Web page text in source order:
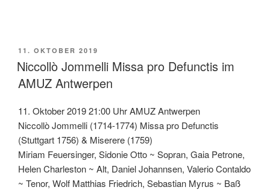
VERÖFFENTLICHT
AM
11. OKTOBER 2019
Niccollò Jommelli Missa pro Defunctis im
AMUZ Antwerpen
11. Oktober 2019 21:00 Uhr AMUZ Antwerpen
Niccollò Jommelli (1714-1774) Missa pro Defunctis
(Stuttgart 1756) & Miserere (1759)
Miriam Feuersinger, Sidonie Otto ~ Sopran, Gaia Petrone,
Helen Charleston ~ Alt, Daniel Johannsen, Valerio Contaldo
~ Tenor, Wolf Matthias Friedrich, Sebastian Myrus ~ Baß